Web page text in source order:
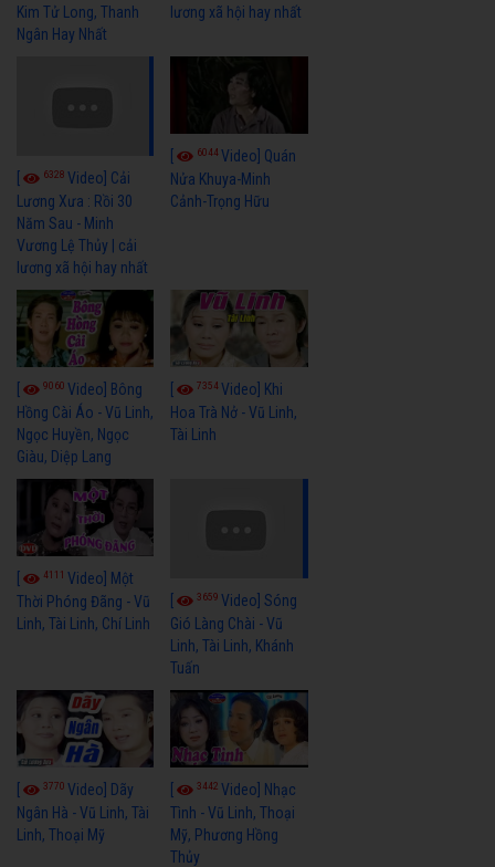
Kim Tử Long, Thanh
Ngân Hay Nhất
lương xã hội hay nhất
6328 Video] Cải
Lương Xưa : Rồi 30
Năm Sau - Minh
Vương Lệ Thủy | cải
lương xã hội hay nhất
6044Video] Quán
Nửa Khuya-Minh
Cảnh-Trọng Hữu
9060 Video] Bông
Hồng Cài Áo - Vũ Linh,
Ngọc Huyền, Ngọc
Giàu, Diệp Lang
7354Video] Khi
Hoa Trà Nở - Vũ Linh,
Tài Linh
[ 4111 Video] Một
Thời Phóng Đãng - Vũ
Linh, Tài Linh, Chí Linh
3659Video] Sóng
Gió Làng Chài - Vũ
Linh, Tài Linh, Khánh
Tuấn
[ 3770 Video] Dãy
Ngân Hà - Vũ Linh, Tài
Linh, Thoại Mỹ
[ 3442Video] Nhạc
Tình - Vũ Linh, Thoại
Mỹ, Phương Hồng
Thủy